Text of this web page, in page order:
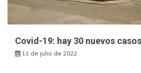
Covid-19: hay 30 nuevos
11 de julio de 2022